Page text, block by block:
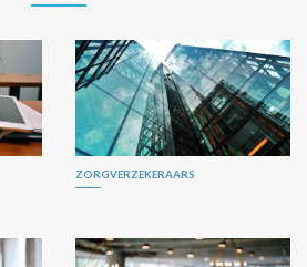
ZORGVERZEKERAARS